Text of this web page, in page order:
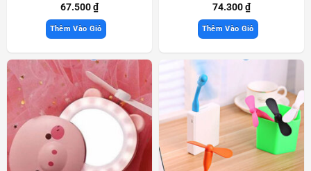
67.500₫
Thêm Vào Giỏ
74.300₫
Thêm Vào Giỏ